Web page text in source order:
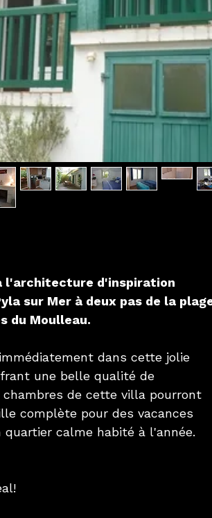
l'architecture d'inspiration
sur Mer à deux pas de la
du Moulleau.
dans cette jolie
une belle qualité de
de cette villa pourront
complète pour des vacances
quartier calme habité à l'année.